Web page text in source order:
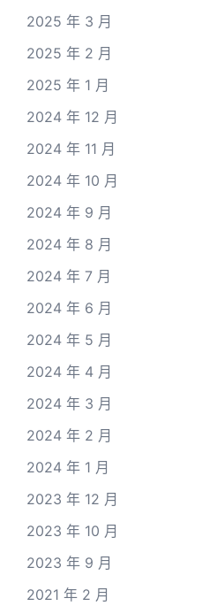
2025 年 3 月
2025 年 2 月
2025 年 1 月
2024 年 12 月
2024 年 11 月
2024 年 10 月
2024 年 9 月
2024 年 8 月
2024 年 7 月
2024 年 6 月
2024 年 5 月
2024 年 4 月
2024 年 3 月
2024 年 2 月
2024 年 1 月
2023 年 12 月
2023 年 10 月
2023 年 9 月
2021 年 2 月